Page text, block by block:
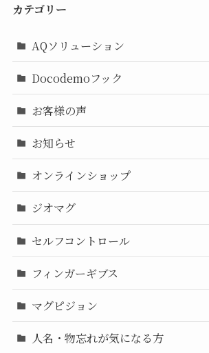
カテゴリー
AQソリューション
Docodemoフック
お客様の声
お知らせ
オンラインショップ
ジオマグ
セルフコントロール
フィンガーギブス
マグピジョン
人名・物忘れが気になる方